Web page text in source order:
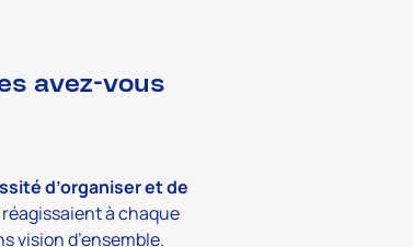
avez-vous
d’organiser et de
à chaque
vision d’ensemble.